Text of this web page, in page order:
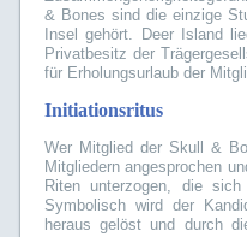
& Bones sind die einzige
Insel gehört. Deer Island
Privatbesitz der
für Erholungsurlaub der
Initiationsritus
Wer Mitglied der Skull &
Mitgliedern angesprochen
Riten unterzogen, die
Symbolisch wird der
heraus gelöst und durch